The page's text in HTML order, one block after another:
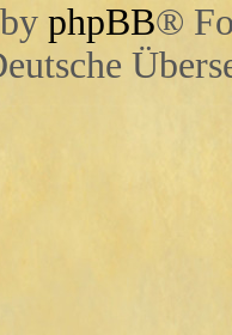
phpBB®